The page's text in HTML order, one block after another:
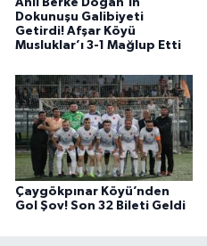
Dokunuşu Galibiyeti
Getirdi! Afşar Köyü
Musluklar’ı 3-1 Mağlup Etti
Çaygökpınar Köyü’nden
Gol Şov! Son 32 Bileti Geldi